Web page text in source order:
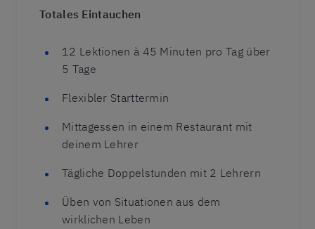
Totales Eintauchen
12 Lektionen à 45 Minuten pro Tag über
5 Tage
Flexibler Starttermin
Mittagessen in einem Restaurant mit
deinem Lehrer
Tägliche Doppelstunden mit 2 Lehrern
Üben von Situationen aus dem
wirklichen Leben